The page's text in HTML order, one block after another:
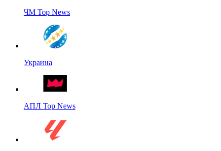
ЧМ Top News
Украина
АПЛ Top News